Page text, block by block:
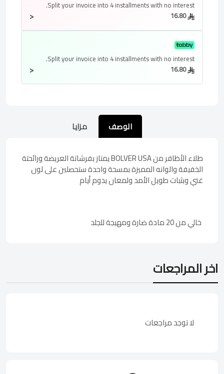
Split your invoice into 4 installmentswith no interest.
< 16.80
Split your invoice into 4 installmentswith no interest.
< 16.80
الوصف مزايا
طلاء الأظافر من BOLVER USA يمتاز بفرشاتة العريضة ورائحتة
الخفيفة والوانه المميزة بمسحة واحدة ستحصلين على لون
غني وبثبات طويل الأمد ولمعان يدوم أيام
خالي من 20 مادة ضارة ومهيجة للجلد
اخر المراجعات
لا توجد مراجعات